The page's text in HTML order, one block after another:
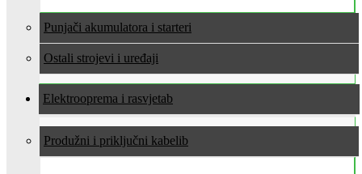
Punjači akumulatora i starteri
Ostali strojevi i uređaji
Elektrooprema i rasvjeta
Produžni i priključni kabeli